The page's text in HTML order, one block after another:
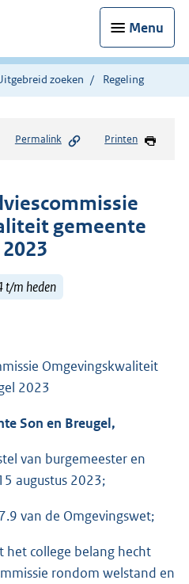
Menu
zoeken Regeling
Permalink Printen
gemeente
t/m heden
Omgevingskwaliteit
2023
Son en Breugel,
van burgemeester en
augustus 2023;
van de Omgevingswet;
het college belang hecht
rondom welstand en